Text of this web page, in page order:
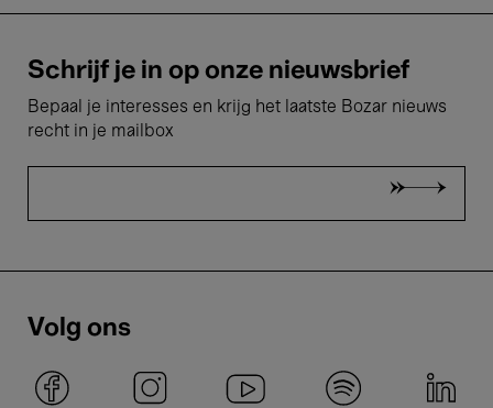
Schrijf je in op onze nieuwsbrief
Bepaal je interesses en krijg het laatste Bozar nieuws
recht in je mailbox
Volg ons